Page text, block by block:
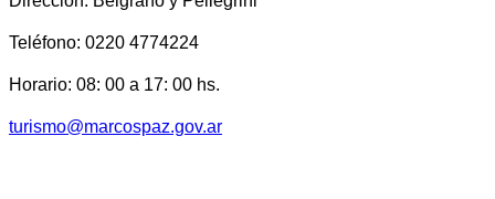
Teléfono: 0220 4774224
Horario: 08: 00 a 17: 00 hs.
turismo@marcospaz.gov.ar